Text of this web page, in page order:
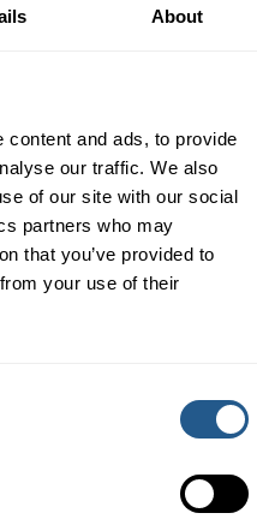
About
and ads, to provide
our traffic. We also
of our site with our social
partners who may
that you’ve provided to
your use of their